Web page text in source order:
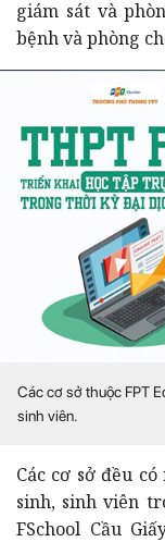
giám sát và
bệnh và phòng
Các cơ sở thuộc FPT
sinh viên.
Các cơ sở đều
sinh, sinh viên
FSchool Cầu